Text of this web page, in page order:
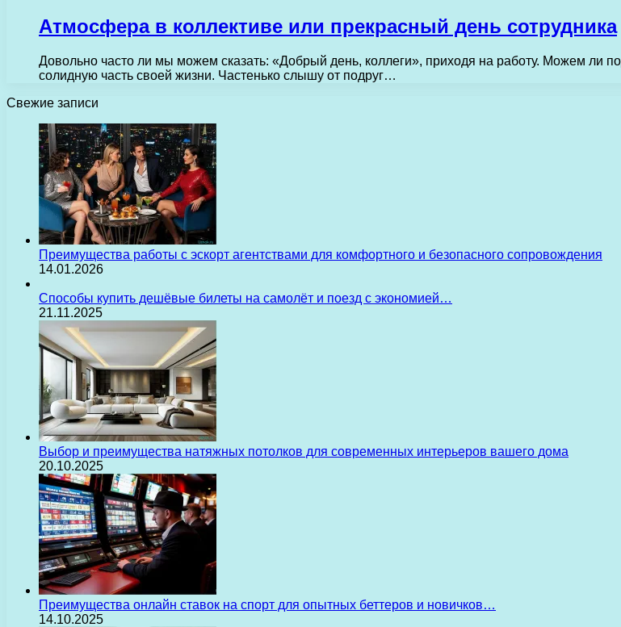
Атмосфера в коллективе или прекрасный день сотрудника
Довольно часто ли мы можем сказать: «Добрый день, коллеги», приходя на работу. Можем ли
солидную часть своей жизни. Частенько слышу от подруг…
Свежие записи
Преимущества работы с эскорт агентствами для комфортного и безопасного сопровождения
14.01.2026
Способы купить дешёвые билеты на самолёт и поезд с экономией…
21.11.2025
Выбор и преимущества натяжных потолков для современных интерьеров вашего дома
20.10.2025
Преимущества онлайн ставок на спорт для опытных беттеров и новичков…
14.10.2025